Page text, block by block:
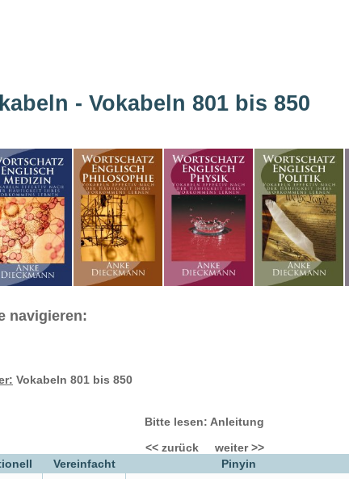
- Vokabeln 801 bis 850
navigieren:
Vokabeln 801 bis 850
Bitte lesen: Anleitung
<< zurück
weiter >>
Vereinfacht Pinyin